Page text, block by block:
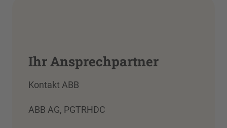
Ihr Ansprechpartner
Kontakt ABB
ABB AG, PGTRHDC